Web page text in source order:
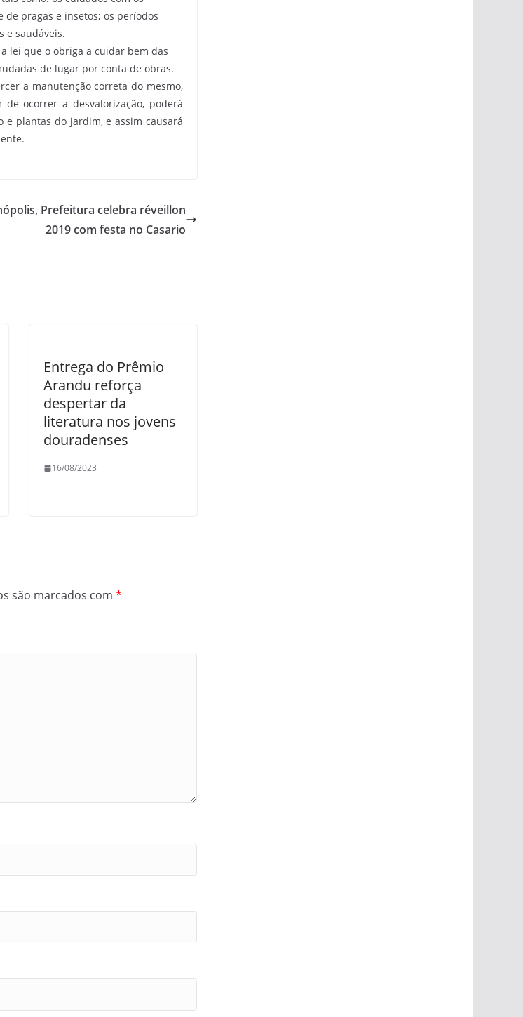
pragas e insetos; os períodos
e saudáveis.
lei que o obriga a cuidar bem das
de lugar por conta de obras.
a manutenção correta do mesmo,
ocorrer a desvalorização, poderá
plantas do jardim, e assim causará
Prefeitura celebra réveillon
2019 com festa no Casario
Entrega do Prêmio
Arandu reforça
despertar da
literatura nos jovens
douradenses
16/08/2023
são marcados com *